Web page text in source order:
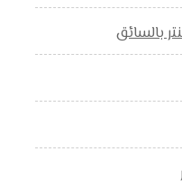
بالسائق